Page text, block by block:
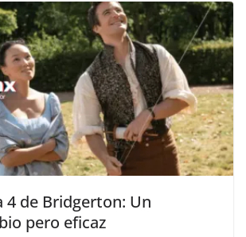
4 de Bridgerton: Un
pero eficaz